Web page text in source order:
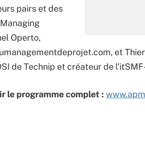
pairs et des
Operto,
et
de Technip et créateur de
le programme complet :